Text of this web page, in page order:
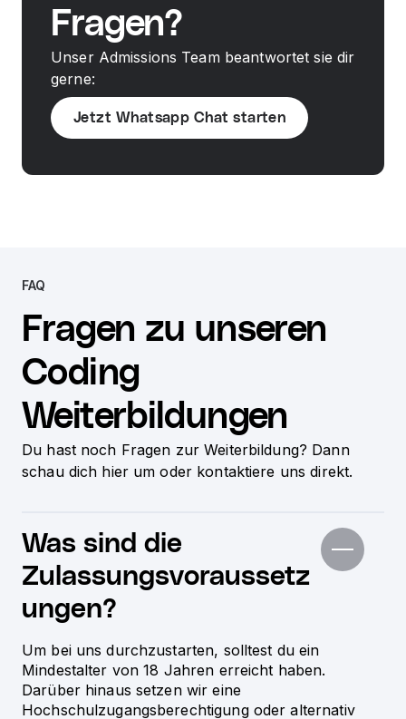
Fragen?
Unser Admissions Team beantwortet sie dir
gerne:
Jetzt Whatsapp Chat starten
FAQ
Fragen zu unseren
Coding
Weiterbildungen
Du hast noch Fragen zur Weiterbildung? Dann
schau dich hier um oder kontaktiere uns direkt.
Was sind die
Zulassungsvoraussetz
ungen?
Um bei uns durchzustarten, solltest du ein
Mindestalter von 18 Jahren erreicht haben.
Darüber hinaus setzen wir eine
Hochschulzugangsberechtigung oder alternativ